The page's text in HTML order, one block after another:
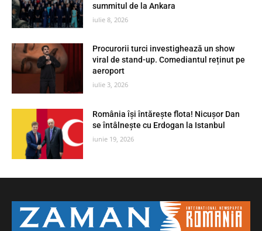
summitul de la Ankara
iulie 8, 2026
Procurorii turci investighează un show
viral de stand-up. Comediantul reținut pe
aeroport
iulie 3, 2026
România își întărește flota! Nicușor Dan
se întâlnește cu Erdogan la Istanbul
iunie 19, 2026